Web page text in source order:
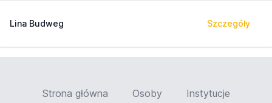
Lina Budweg Szczegóły
Strona główna Osoby Instytucje